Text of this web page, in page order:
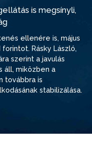
is megsínyli,
ellenére is, május
Rásky László,
szerint a javulás
áll, miközben a
továbbra is
stabilizálása.